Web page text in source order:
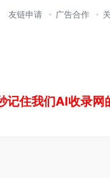
友链申请 广告合作
记住我们AI收录